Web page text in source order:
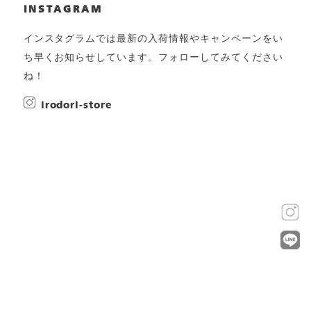
INSTAGRAM
インスタグラムでは最新の入荷情報やキャンペーンをい
ち早くお知らせしています。フォローしてみてください
ね！
irodori-store